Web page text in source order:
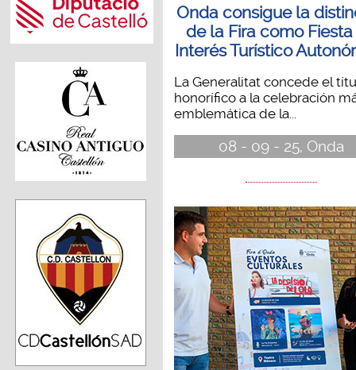
Onda consigue la
de la Fira como
Interés Turístico
La Generalitat concede el
honorífico a la celebración
emblemática de la...
08 - 09 - 25, Onda